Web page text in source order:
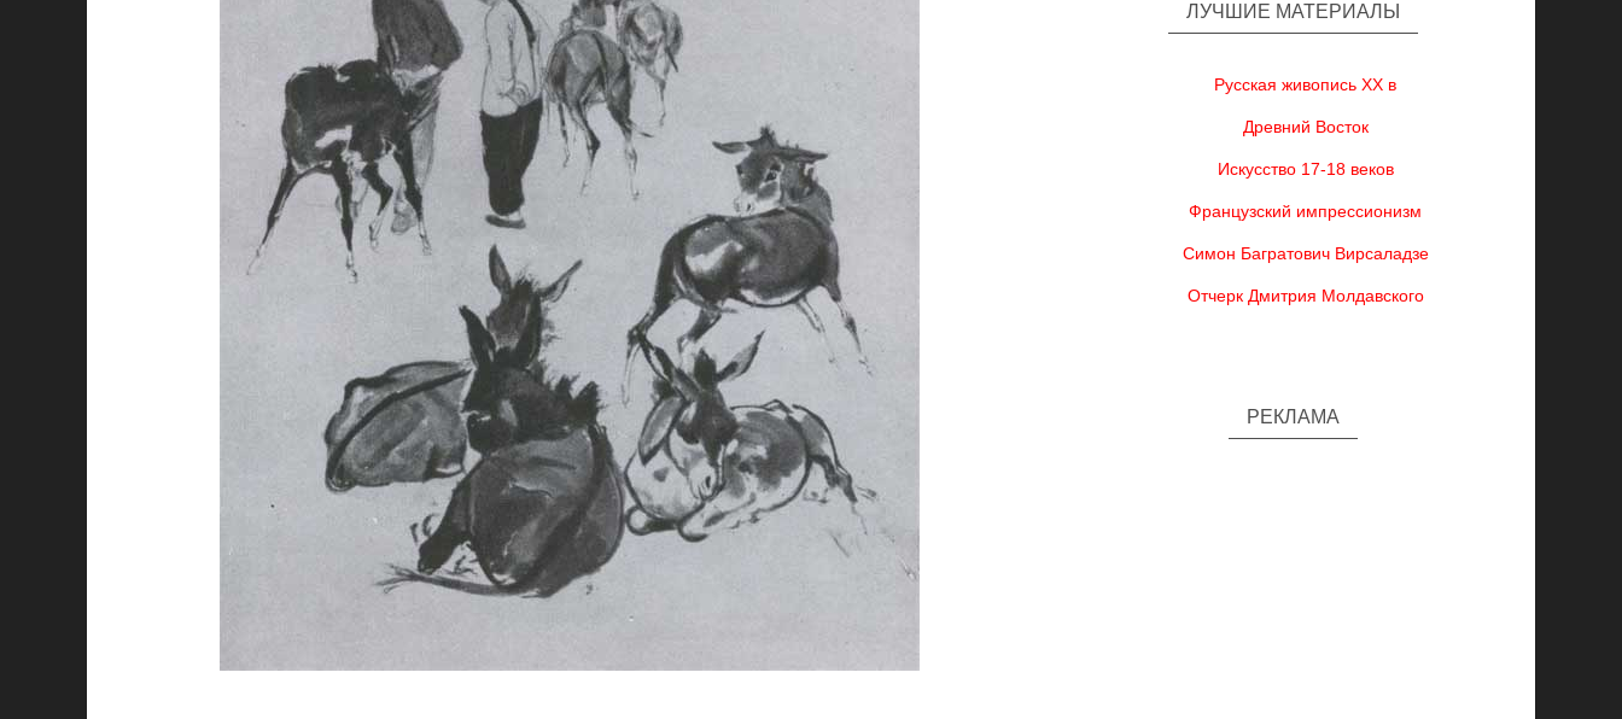
ЛУЧШИЕ МАТЕРИАЛЫ
Русская живопись XX в
Древний Восток
Искусство 17-18 веков
Французский импрессионизм
Симон Багратович Вирсаладзе
Отчерк Дмитрия Молдавского
РЕКЛАМА